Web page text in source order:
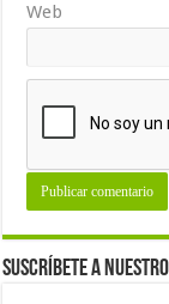
Web
Suscríbete a